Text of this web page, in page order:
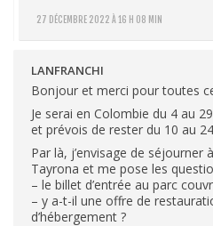
27 DÉCEMBRE 2022 À 16 H 08 MIN
LANFRANCHI
Bonjour et merci pour toutes
Je serai en Colombie du 4 au
et prévois de rester du 10 au
Par là, j’envisage de séjourner
Tayrona et me pose les
– le billet d’entrée au parc
– y a-t-il une offre de
d’hébergement ?